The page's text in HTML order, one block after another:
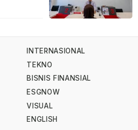
INTERNASIONAL
TEKNO
BISNIS FINANSIAL
ESGNOW
VISUAL
ENGLISH